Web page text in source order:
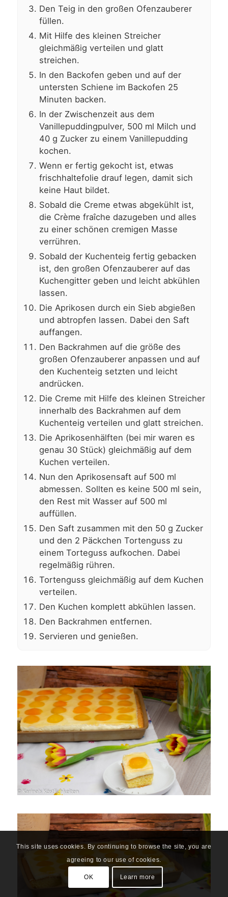
Den Teig in den großen Ofenzauberer
füllen.
Mit Hilfe des kleinen Streicher
gleichmäßig verteilen und glatt
streichen.
In den Backofen geben und auf der
untersten Schiene im Backofen 25
Minuten backen.
In der Zwischenzeit aus dem
Vanillepuddingpulver, 500 ml Milch und
40 g Zucker zu einem Vanillepudding
kochen.
Wenn er fertig gekocht ist, etwas
frischhaltefolie drauf legen, damit sich
keine Haut bildet.
Sobald die Creme etwas abgekühlt ist,
die Crème fraîche dazugeben und alles
zu einer schönen cremigen Masse
verrühren.
Sobald der Kuchenteig fertig gebacken
ist, den großen Ofenzauberer auf das
Kuchengitter geben und leicht abkühlen
lassen.
Die Aprikosen durch ein Sieb abgießen
und abtropfen lassen. Dabei den Saft
auffangen.
Den Backrahmen auf die größe des
großen Ofenzauberer anpassen und auf
den Kuchenteig setzten und leicht
andrücken.
Die Creme mit Hilfe des kleinen Streicher
innerhalb des Backrahmen auf dem
Kuchenteig verteilen und glatt streichen.
Die Aprikosenhälften (bei mir waren es
genau 30 Stück) gleichmäßig auf dem
Kuchen verteilen.
Nun den Aprikosensaft auf 500 ml
abmessen. Sollten es keine 500 ml sein,
den Rest mit Wasser auf 500 ml
auffüllen.
Den Saft zusammen mit den 50 g Zucker
und den 2 Päckchen Tortenguss zu
einem Torteguss aufkochen. Dabei
regelmäßig rühren.
Tortenguss gleichmäßig auf dem Kuchen
verteilen.
Den Kuchen komplett abkühlen lassen.
Den Backrahmen entfernen.
Servieren und genießen.
This site uses cookies. By continuing to browse the site, you are
agreeing to our use of cookies.
OK Learn more